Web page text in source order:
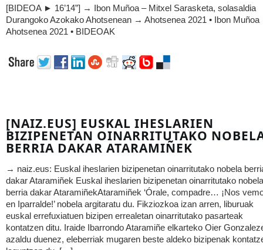
[BIDEOA ► 16’14”] → Ibon Muñoa – Mitxel Sarasketa, solasaldia
Durangoko Azokako Ahotsenean → Ahotsenea 2021 • Ibon
Ahotsenea 2021 • BIDEOAK
[NAIZ.EUS] EUSKAL IHESLARIEN
BIZIPENETAN OINARRITUTAKO
BERRIA DAKAR ATARAMIÑEK
→ naiz.eus: Euskal iheslarien bizipenetan oinarritutako nobela
dakar Ataramiñek Euskal iheslarien bizipenetan oinarritutako nobela
berria dakar AtaramiñekAtaramiñek ‘Órale, compadre… ¡Nos
en Iparralde!’ nobela argitaratu du. Fikziozkoa izan arren, liburuak
euskal errefuxiatuen bizipen errealetan oinarritutako pasarteak
kontatzen ditu. Iraide Ibarrondo Ataramiñe elkarteko Oier
azaldu duenez, eleberriak mugaren beste aldeko bizipenak